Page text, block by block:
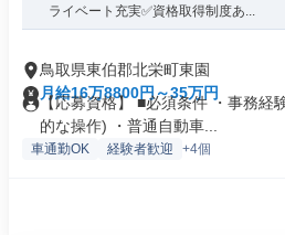
ライベート充実✅資格取得制度あ...
鳥取県東伯郡北栄町東園
月給16万8800円～35万円
【応募資格】 ■必須条件 ・事務経
的な操作) ・普通自動車...
車通勤OK 経験者歓迎 +4個